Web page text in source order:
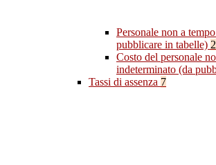
Personale non a
pubblicare in tabelle) 2
Costo del personale
indeterminato (da
Tassi di assenza 7